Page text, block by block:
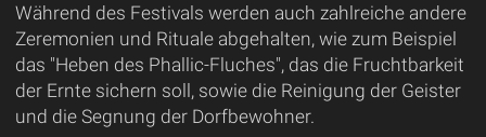
Während des Festivals werden auch zahlreiche andere
Zeremonien und Rituale abgehalten, wie zum Beispiel
das "Heben des Phallic-Fluches", das die Fruchtbarkeit
der Ernte sichern soll, sowie die Reinigung der Geister
und die Segnung der Dorfbewohner.